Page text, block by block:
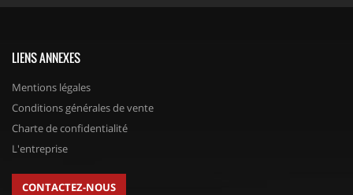
LIENS ANNEXES
Mentions légales
Conditions générales de vente
Charte de confidentialité
L'entreprise
CONTACTEZ-NOUS